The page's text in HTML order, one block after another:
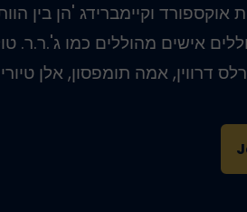
אוקספורד וקיימברידג 'הן בין
אישים מהוללים כמו ג'.ר.ר.
דרווין, אמה תומפסון, אלן